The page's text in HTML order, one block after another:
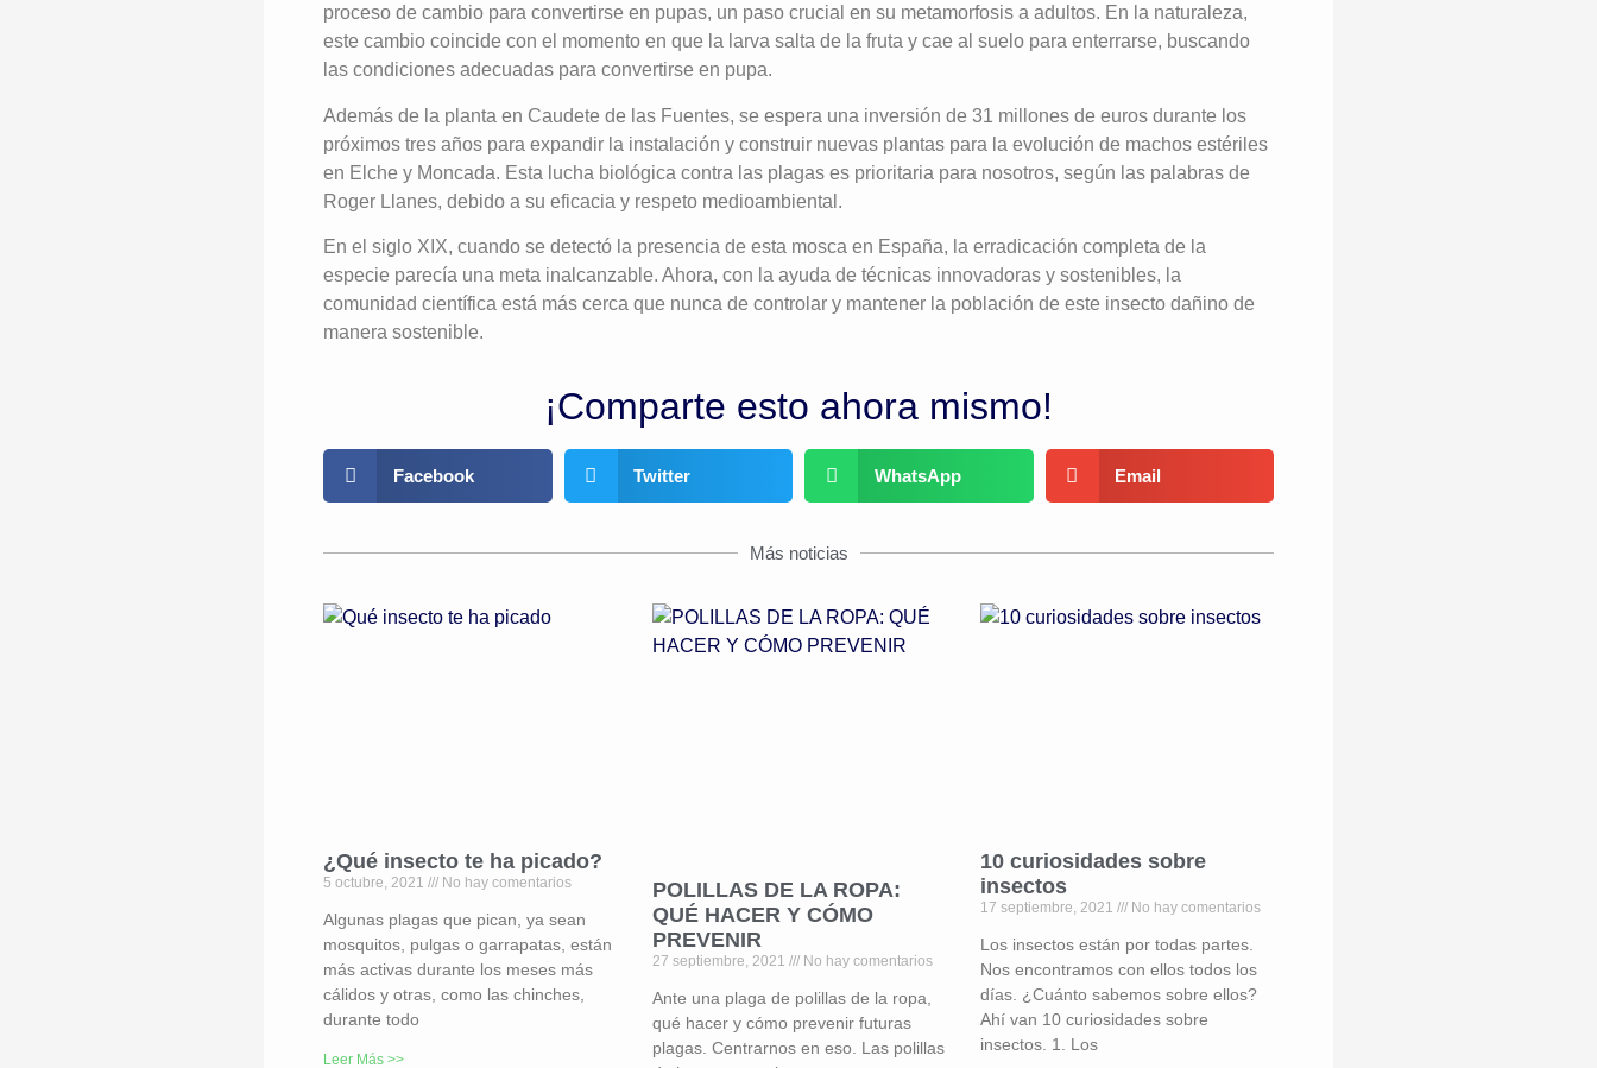
proceso de cambio para convertirse en pupas, un paso crucial en su metamorfosis a adultos. En la naturaleza,
este cambio coincide con el momento en que la larva salta de la fruta y cae al suelo para enterrarse, buscando
las condiciones adecuadas para convertirse en pupa.
Además de la planta en Caudete de las Fuentes, se espera una inversión de 31 millones de euros durante los
próximos tres años para expandir la instalación y construir nuevas plantas para la evolución de machos estériles
en Elche y Moncada. Esta lucha biológica contra las plagas es prioritaria para nosotros, según las palabras de
Roger Llanes, debido a su eficacia y respeto medioambiental.
En el siglo XIX, cuando se detectó la presencia de esta mosca en España, la erradicación completa de la
especie parecía una meta inalcanzable. Ahora, con la ayuda de técnicas innovadoras y sostenibles, la
comunidad científica está más cerca que nunca de controlar y mantener la población de este insecto dañino de
manera sostenible.
¡Comparte esto ahora mismo!
Facebook Twitter WhatsApp Email
Más noticias
¿Qué insecto te ha picado?
5 octubre, 2021 No hay comentarios
Algunas plagas que pican, ya sean
mosquitos, pulgas o garrapatas, están
más activas durante los meses más
cálidos y otras, como las chinches,
durante todo
Leer Más >>
POLILLAS DE LA ROPA:
QUÉ HACER Y CÓMO
PREVENIR
27 septiembre, 2021 No hay comentarios
Ante una plaga de polillas de la ropa,
qué hacer y cómo prevenir futuras
plagas. Centrarnos en eso. Las polillas
10 curiosidades sobre
insectos
17 septiembre, 2021 No hay comentarios
Los insectos están por todas partes.
Nos encontramos con ellos todos los
días. ¿Cuánto sabemos sobre ellos?
Ahí van 10 curiosidades sobre
insectos. 1. Los